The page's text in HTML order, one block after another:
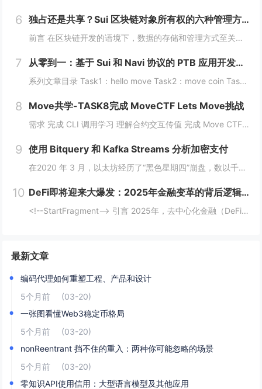
6 独占还是共享？Sui 区块链对象所有权的六种管理方式全解析
前言 在区块链开发的语境下，数据的存储和管理方式至关重要。而 Move 语言作为一种专为区块链设计的编程语言，以其灵活的语法和强大的能力系统，成为 Sui 区块链的核心语言。本文将围绕 Move 语言中的结构体展开，解析其在 Sui 区块...
7 从零到一：基于 Sui 和 Navi 协议的 PTB 应用开发教程
系列文章目录 Task1：hello move Task2：move coin Task3：move nft Task4：move game Task5：move swap Task6：sdk ptb 更多精彩内容，敬请期待！️...
8 Move共学-TASK8完成 MoveCTF Lets Move挑战
需求 完成 CLI 调用学习 理解合约交互传值 完成 Move CTF Lets Move 一、任务指南 合约部署地址: 0x097a3833b6b5c62ca6ad10f0509dffdadff7ce31e1...
9 使用 Bitquery 和 Kafka Streams 分析加密支付
在2020 年 3 月，以太坊经历了“黑色星期四”崩盘，数以千计的 DeFi（去中心化金融）清算被同时触发，导致网络费用从 20 gwei 飙升至 200 gwei 以上。那些能够监控并对内存池数据做出反应的人幸存下来，而那些无法做到的人则...
10 DeFi即将迎来大爆发：2025年金融变革的背后逻辑与机会
<!--StartFragment--> 引言 2025年，去中心化金融（DeFi）可能迎来一个重要的爆发时期。根据近期的新闻热点，多个因素正在推动这一趋势的到来。首先，美国政府计划建立比特币战略储备，并配合发行ETF等债务...
最新文章
编码代理如何重塑工程、产品和设计
5个月前
(03-20)
一张图看懂Web3稳定币格局
5个月前
(03-20)
nonReentrant 挡不住的重入：两种你可能忽略的场景
5个月前
(03-20)
零知识API使用信用：大型语言模型及其他应用